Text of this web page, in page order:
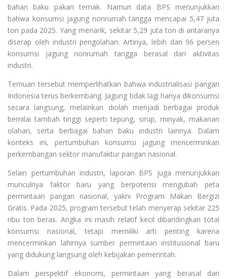
bahan baku pakan ternak. Namun data BPS menunjukkan
bahwa konsumsi jagung nonrumah tangga mencapai 5,47 juta
ton pada 2025. Yang menarik, sekitar 5,29 juta ton di antaranya
diserap oleh industri pengolahan. Artinya, lebih dari 96 persen
konsumsi jagung nonrumah tangga berasal dari aktivitas
industri.
Temuan tersebut memperlihatkan bahwa industrialisasi pangan
Indonesia terus berkembang. Jagung tidak lagi hanya dikonsumsi
secara langsung, melainkan diolah menjadi berbagai produk
bernilai tambah tinggi seperti tepung, sirup, minyak, makanan
olahan, serta berbagai bahan baku industri lainnya. Dalam
konteks ini, pertumbuhan konsumsi jagung mencerminkan
perkembangan sektor manufaktur pangan nasional.
Selain pertumbuhan industri, laporan BPS juga menunjukkan
munculnya faktor baru yang berpotensi mengubah peta
permintaan pangan nasional, yakni Program Makan Bergizi
Gratis. Pada 2025, program tersebut telah menyerap sekitar 225
ribu ton beras. Angka ini masih relatif kecil dibandingkan total
konsumsi nasional, tetapi memiliki arti penting karena
mencerminkan lahirnya sumber permintaan institusional baru
yang didukung langsung oleh kebijakan pemerintah.
Dalam perspektif ekonomi, permintaan yang berasal dari